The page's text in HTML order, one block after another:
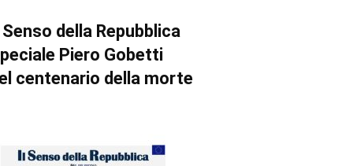
Senso della Repubblica
Piero Gobetti
centenario della morte